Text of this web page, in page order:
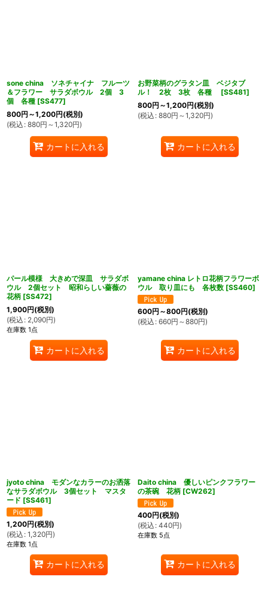
sone china ソネチャイナ フルーツ
＆フラワー サラダボウル 2個 3
個 各種 [SS477]
800円 ～1,200円(税別)
(税込 : 880円 ～1,320円)
カートに入れる
お野菜柄のグラタン皿 ベジタブ
ル！ 2枚 3枚 各種
[SS481]
800円 ～1,200円(税別)
(税込 : 880円 ～1,320円)
カートに入れる
パール模様 大きめで深皿 サラダボ
ウル 2個セット 昭和らしい薔薇の
花柄 [SS472]
1,900円(税別)
(税込 : 2,090円)
在庫数 1点
カートに入れる
yamane china レトロ花柄フラワーボ
ウル 取り皿にも 各枚数 [SS460]
600円 ～800円(税別)
(税込 : 660円 ～880円)
カートに入れる
jyoto china モダンなカラーのお洒落
なサラダボウル 3個セット マスタ
ード [SS461]
1,200円(税別)
(税込 : 1,320円)
在庫数 1点
カートに入れる
Daito china 優しいピンクフラワー
の茶碗 花柄 [CW262]
400円(税別)
(税込 : 440円)
在庫数 5点
カートに入れる